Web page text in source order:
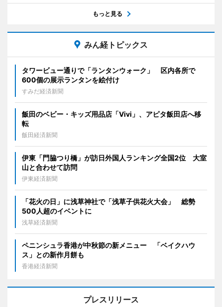
もっと見る
みん経トピックス
タワービュー通りで「ランタンウォーク」 区内各所で
600個の展示ランタンを絵付け
すみだ経済新聞
飯田のベビー・キッズ用品店「Vivi」、アピタ飯田店へ移
転
飯田経済新聞
伊東「門脇つり橋」が訪日外国人ランキング全国2位 大室
山と合わせて訪問
伊東経済新聞
「花火の日」に浅草神社で「浅草子供花火大会」 総勢
500人超のイベントに
浅草経済新聞
ペニンシュラ香港が中秋節の新メニュー 「ベイクハウ
ス」との新作月餅も
香港経済新聞
プレスリリース